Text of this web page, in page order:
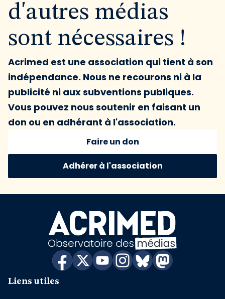
d'autres médias
sont nécessaires !
Acrimed est une association qui tient à son
indépendance. Nous ne recourons ni à la
publicité ni aux subventions publiques.
Vous pouvez nous soutenir en faisant un
don ou en adhérant à l'association.
Faire un don
Adhérer à l'association
Liens utiles